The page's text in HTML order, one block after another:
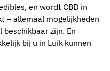
en wordt CBD in
– allemaal mogelijkheden
zijn. En
bij u in Luik kunnen